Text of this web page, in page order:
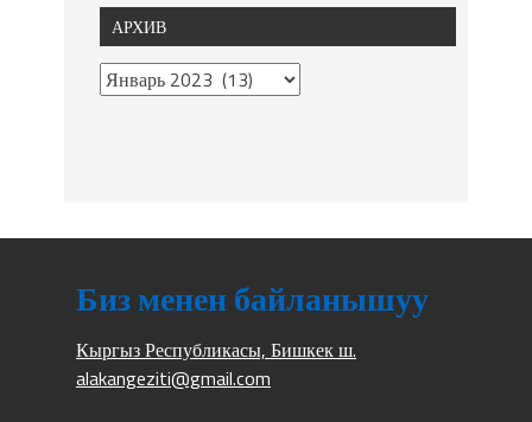
АРХИВ
Биз менен байланышуу
Кыргыз Республикасы, Бишкек ш.
alakangeziti@gmail.com